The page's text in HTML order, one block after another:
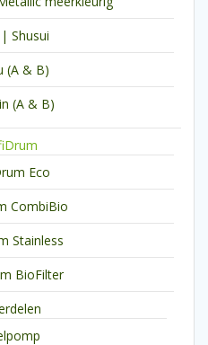
Shusui
(A & B)
(A & B)
Eco
CombiBio
Stainless
BioFilter